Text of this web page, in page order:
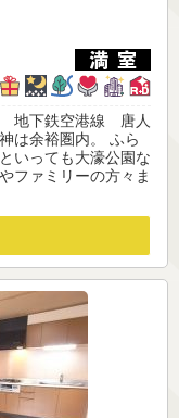
地下鉄空港線 唐人
は余裕圏内。 ふら
いっても大濠公園な
ファミリーの方々ま